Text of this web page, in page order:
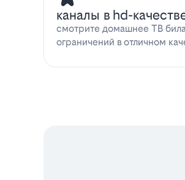
каналы в hd-
смотрите домашнее ТВ
ограничений в отличном